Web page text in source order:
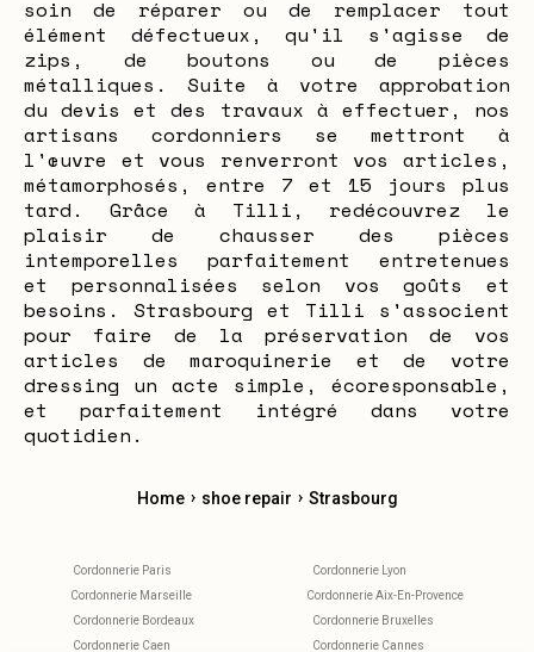
soin de réparer ou de remplacer tout
élément défectueux, qu'il s'agisse de
zips, de boutons ou de pièces
métalliques. Suite à votre approbation
du devis et des travaux à effectuer, nos
artisans cordonniers se mettront à
l'œuvre et vous renverront vos articles,
métamorphosés, entre 7 et 15 jours plus
tard. Grâce à Tilli, redécouvrez le
plaisir de chausser des pièces
intemporelles parfaitement entretenues
et personnalisées selon vos goûts et
besoins. Strasbourg et Tilli s'associent
pour faire de la préservation de vos
articles de maroquinerie et de votre
dressing un acte simple, écoresponsable,
et parfaitement intégré dans votre
quotidien.
Home › shoe repair › Strasbourg
Cordonnerie Paris
Cordonnerie Lyon
Cordonnerie Marseille
Cordonnerie Aix-En-Provence
Cordonnerie Bordeaux
Cordonnerie Bruxelles
Cordonnerie Caen
Cordonnerie Cannes